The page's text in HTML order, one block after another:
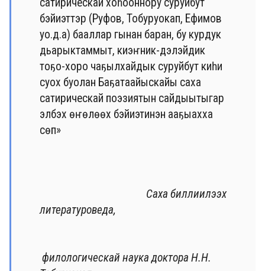
сатирическай хоһооннору суруйбут
бэйиэттэр (Руфов, Тобуруокап, Ефимов
уо.д.а) бааллар гынан баран, бу курдук
дьарыктаммыт, киэҥник-дэлэйдик
тоҕо-хоро чаҕылхайдык суруйбут киһи
суох буолан Баҕатаайыскайы саха
сатирическай поэзиятын сайдыытыгар
элбэх өҥөлөөх бэйиэтинэн ааҕыахха
сөп»
Саха биллиилээх
литературоведа,
филологическай наука доктора Н.Н.